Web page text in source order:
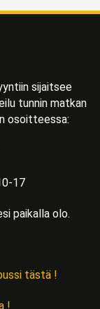
sijaitsee
tunnin matkan
osoitteessa:
17
paikalla olo.
tästä !
!